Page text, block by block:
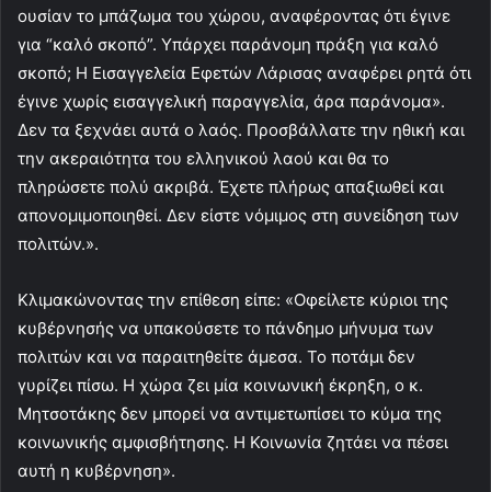
ουσίαν το μπάζωμα του χώρου, αναφέροντας ότι έγινε
για “καλό σκοπό”. Υπάρχει παράνομη πράξη για καλό
σκοπό; Η Εισαγγελεία Εφετών Λάρισας αναφέρει ρητά ότι
έγινε χωρίς εισαγγελική παραγγελία, άρα παράνομα».
Δεν τα ξεχνάει αυτά ο λαός. Προσβάλλατε την ηθική και
την ακεραιότητα του ελληνικού λαού και θα το
πληρώσετε πολύ ακριβά. Έχετε πλήρως απαξιωθεί και
απονομιμοποιηθεί. Δεν είστε νόμιμος στη συνείδηση των
πολιτών.».
Κλιμακώνοντας την επίθεση είπε: «Οφείλετε κύριοι της
κυβέρνησής να υπακούσετε το πάνδημο μήνυμα των
πολιτών και να παραιτηθείτε άμεσα. Το ποτάμι δεν
γυρίζει πίσω. Η χώρα ζει μία κοινωνική έκρηξη, ο κ.
Μητσοτάκης δεν μπορεί να αντιμετωπίσει το κύμα της
κοινωνικής αμφισβήτησης. Η Κοινωνία ζητάει να πέσει
αυτή η κυβέρνηση».